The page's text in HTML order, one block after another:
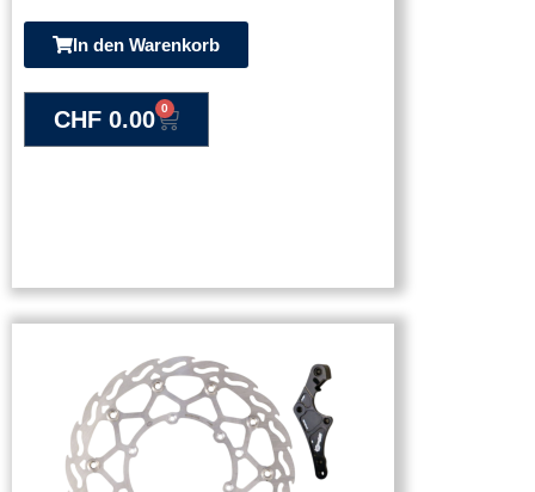
In den Warenkorb
CHF 0.00 0